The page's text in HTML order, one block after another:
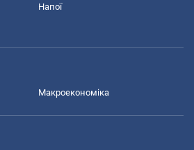
Напої
Макроекономіка